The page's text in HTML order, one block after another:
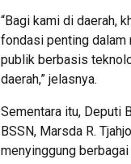
“Bagi kami di daerah,
fondasi penting dalam
publik berbasis
daerah,” jelasnya.
Sementara itu, Deputi
BSSN, Marsda R.
menyinggung